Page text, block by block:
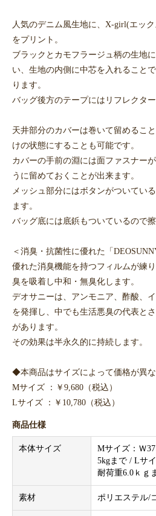
人気のデニム風生地に、X-girl(エッ
をプリント。
ブラックとカモフラージュ柄の生地
い、生地の内側に中芯を入れること
ります。
バッグ後方のテープにはリフレクタ
天井部分のカバーは巻いて留めるこ
けの状態にすることも可能です。
カバーの手前の淵には面ファスナー
うに留めておくことが出来ます。
メッシュ部分にはボタンがついてい
ます。
バッグ底には底鋲もついているので擦
＜消臭・抗菌性に優れた「
優れた消臭機能を持つフィルムが練
臭を吸着し中和・無臭化します。
デオサニーは、アンモニア、酢酸、
を発揮し、中でも生活悪臭の代表と
があります。
その効果は半永久的に持続します。
◆本商品はサイズによって価格が異
Mサイズ ：￥9,680（税込）
Lサイズ ：￥10,780（税込）
商品仕様
本体サイズ
Mサイズ：Ｗ
5kgまで / Lサ
耐荷重6.0ｋｇ
素材 ポリエステル/